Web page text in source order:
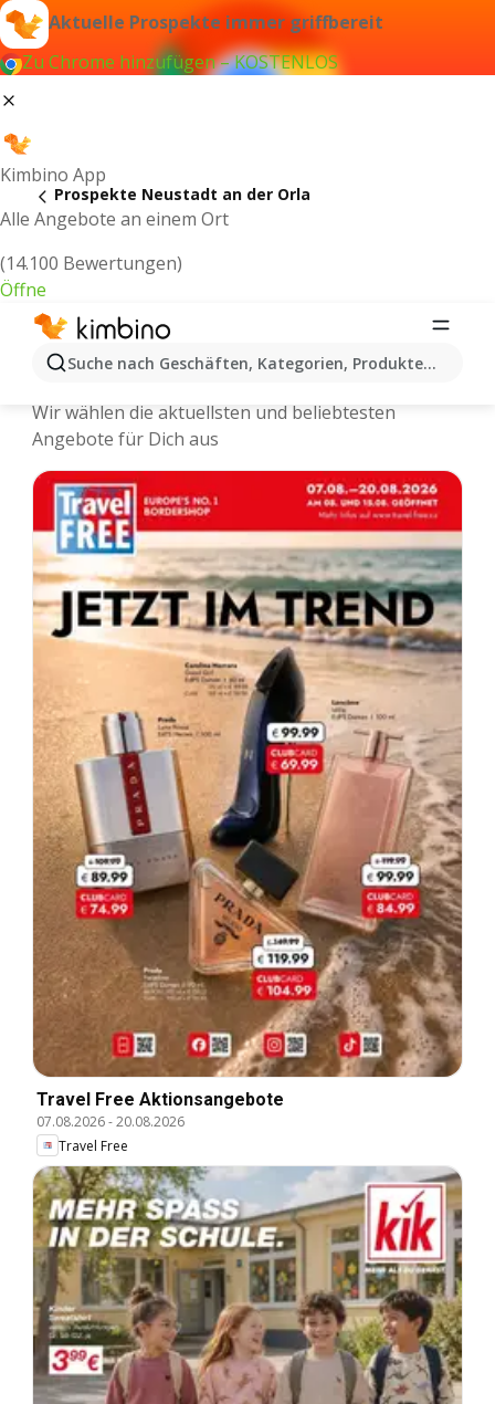
Aktuelle Prospekte immer griffbereit
Zu Chrome hinzufügen – KOSTENLOS
Kimbino App
Alle Angebote an einem Ort
(14.100 Bewertungen)
Öffne
Suche nach Geschäften, Kategorien, Produkten...
Prospekte Neustadt an der Orla
Neustadt an der Orla - Neuste
Wir wählen die aktuellsten und beliebtesten
Angebote für Dich aus
Travel Free Aktionsangebote
07.08.2026-20.08.2026
Travel Free